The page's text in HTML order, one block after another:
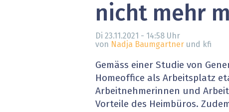
» alle News
EU-
XaaS,
Digital
nicht mehr
Di 23.11.2021 - 14:58 Uhr
von Nadja Baumgartner und kfi
Gemäss einer Studie von
Homeoffice als Arbeitsplatz
Arbeitnehmerinnen und
Vorteile des Heimbüros.